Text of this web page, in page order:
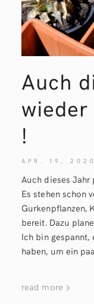
Auch
wieder
!
APR. 19, 2020
Auch dieses
Es stehen schon
Gurkenpflanzen,
bereit. Dazu
Ich bin gespannt,
haben, um ein
read more